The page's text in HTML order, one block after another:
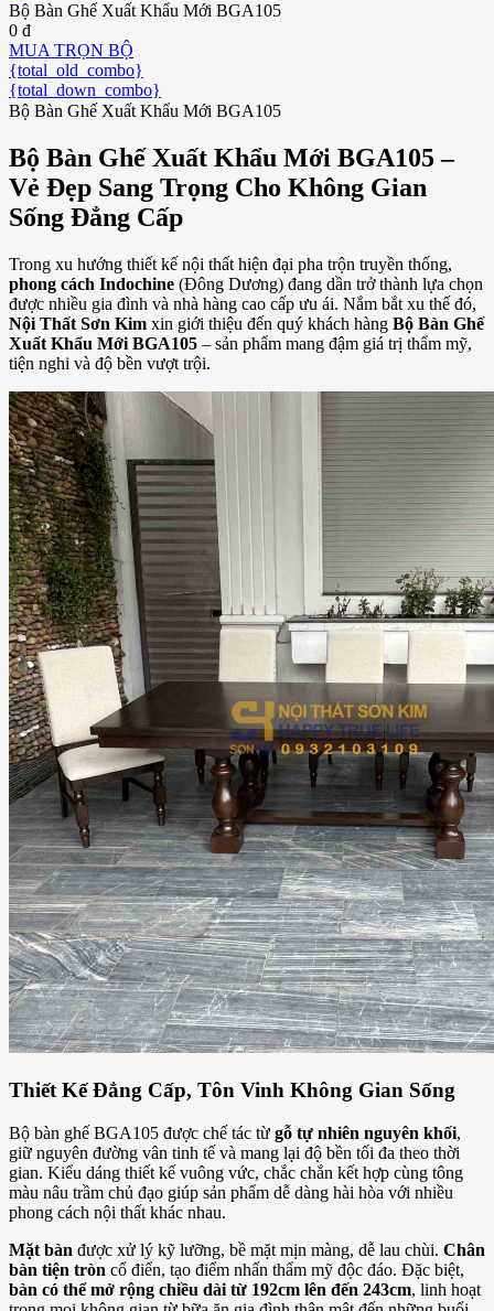
Bộ Bàn Ghế Xuất Khẩu Mới BGA105
0 đ
MUA TRỌN BỘ
{total_old_combo}
{total_down_combo}
Bộ Bàn Ghế Xuất Khẩu Mới BGA105
Bộ Bàn Ghế Xuất Khẩu Mới BGA105 –
Vẻ Đẹp Sang Trọng Cho Không Gian
Sống Đẳng Cấp
Trong xu hướng thiết kế nội thất hiện đại pha trộn truyền thống,
phong cách Indochine (Đông Dương) đang dần trở thành lựa chọn
được nhiều gia đình và nhà hàng cao cấp ưu ái. Nắm bắt xu thế đó,
Nội Thất Sơn Kim xin giới thiệu đến quý khách hàng Bộ Bàn Ghế
Xuất Khẩu Mới BGA105 – sản phẩm mang đậm giá trị thẩm mỹ,
tiện nghi và độ bền vượt trội.
Thiết Kế Đẳng Cấp, Tôn Vinh Không Gian Sống
Bộ bàn ghế BGA105 được chế tác từ gỗ tự nhiên nguyên khối,
giữ nguyên đường vân tinh tế và mang lại độ bền tối đa theo thời
gian. Kiểu dáng thiết kế vuông vức, chắc chắn kết hợp cùng tông
màu nâu trầm chủ đạo giúp sản phẩm dễ dàng hài hòa với nhiều
phong cách nội thất khác nhau.
Mặt bàn được xử lý kỹ lưỡng, bề mặt mịn màng, dễ lau chùi. Chân
bàn tiện tròn cổ điển, tạo điểm nhấn thẩm mỹ độc đáo. Đặc biệt,
bàn có thể mở rộng chiều dài từ 192cm lên đến 243cm, linh hoạt